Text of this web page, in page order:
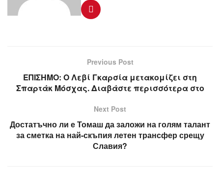
Previous Post
ΕΠΙΣΗΜΟ: Ο Λεβί Γκαρσία μετακομίζει στη
Σπαρτάκ Μόσχας. Διαβάστε περισσότερα στο
Next Post
Достатъчно ли е Томаш да заложи на голям талант
за сметка на най-скъпия летен трансфер срещу
Славия?